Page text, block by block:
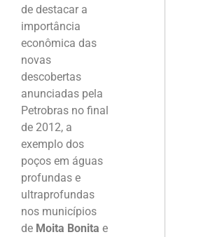
de destacar a
importância
econômica das
novas
descobertas
anunciadas pela
Petrobras no final
de 2012, a
exemplo dos
poços em águas
profundas e
ultraprofundas
nos municípios
de Moita Bonita e